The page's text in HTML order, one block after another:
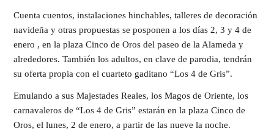
Cuenta cuentos, instalaciones hinchables, talleres de decoración
navideña y otras propuestas se posponen a los días 2, 3 y 4 de
enero , en la plaza Cinco de Oros del paseo de la Alameda y
alrededores. También los adultos, en clave de parodia, tendrán
su oferta propia con el cuarteto gaditano “Los 4 de Gris”.
Emulando a sus Majestades Reales, los Magos de Oriente, los
carnavaleros de “Los 4 de Gris” estarán en la plaza Cinco de
Oros, el lunes, 2 de enero, a partir de las nueve la noche.